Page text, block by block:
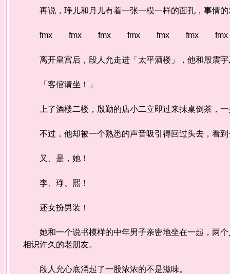
再说，琤儿和月儿有着一张一模一样的面孔，事情
fmx fmx fmx fmx fmx fmx
离开皇宫后，段人允走进「太平酒楼」，他和殷震宇
「客倌请坐！」
上了酒楼二楼，殷勤的店小二立即过来抹桌倒茶，一
不过，他却被一个熟悉的声音吸引得回过头去，看到
又、是，她！
李、琤、熙！
还女扮男装！
她和一个说书模样的中年男子亲密地坐在一起，两个
相识许久的老朋友。
段人允心底涌起了一股浓浓的不是滋味。